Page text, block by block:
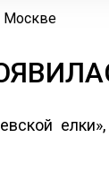
Москве